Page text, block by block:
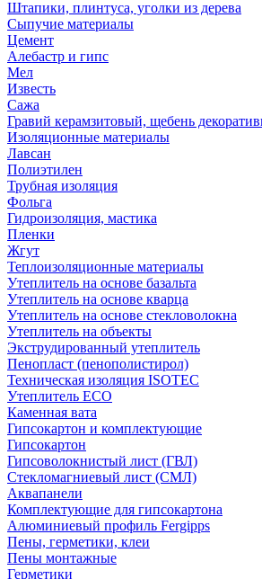
Штапики, плинтуса, уголки из дерева
Сыпучие материалы
Цемент
Алебастр и гипс
Мел
Известь
Сажа
Гравий керамзитовый, щебень
Изоляционные материалы
Лавсан
Полиэтилен
Трубная изоляция
Фольга
Гидроизоляция, мастика
Пленки
Жгут
Теплоизоляционные материалы
Утеплитель на основе базальта
Утеплитель на основе кварца
Утеплитель на основе стекловолокна
Утеплитель на объекты
Экструдированный утеплитель
Пенопласт (пенополистирол)
Техническая изоляция ISOTEC
Утеплитель ECO
Каменная вата
Гипсокартон и комплектующие
Гипсокартон
Гипсоволокнистый лист (ГВЛ)
Стекломагниевый лист (СМЛ)
Аквапанели
Комплектующие для гипсокартона
Алюминиевый профиль Fergipps
Пены, герметики, клеи
Пены монтажные
Герметики